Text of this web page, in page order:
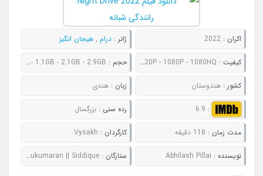
اکران :2022 ژانر : درام , هیجان انگیز
کیفیت : 480P - 720P - 1080P - 1080HQ حجم : 766MB - 1.1GB - 2.1GB - 2.9GB
کشور :هندوستان زبان : هندی
:
6.9 رده سنی : بزرگسال
مدت زمان : 118 دقیقه کارگردان : Vysakh
نویسنده : Abhilash Pillai ستارگان : Anna Ben || Roshan Mathew || Indrajith Sukumaran || Siddique